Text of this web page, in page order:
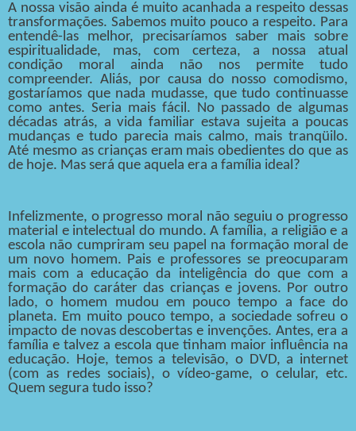
A nossa visão ainda é muito acanhada a respeito dessas
transformações. Sabemos muito pouco a respeito. Para
entendê-las melhor, precisaríamos saber mais sobre
espiritualidade, mas, com certeza, a nossa atual
condição moral ainda não nos permite tudo
compreender. Aliás, por causa do nosso comodismo,
gostaríamos que nada mudasse, que tudo continuasse
como antes. Seria mais fácil. No passado de algumas
décadas atrás, a vida familiar estava sujeita a poucas
mudanças e tudo parecia mais calmo, mais tranqüilo.
Até mesmo as crianças eram mais obedientes do que as
de hoje. Mas será que aquela era a família ideal?
Infelizmente, o progresso moral não seguiu o progresso
material e intelectual do mundo. A família, a religião e a
escola não cumpriram seu papel na formação moral de
um novo homem. Pais e professores se preocuparam
mais com a educação da inteligência do que com a
formação do caráter das crianças e jovens. Por outro
lado, o homem mudou em pouco tempo a face do
planeta. Em muito pouco tempo, a sociedade sofreu o
impacto de novas descobertas e invenções. Antes, era a
família e talvez a escola que tinham maior influência na
educação. Hoje, temos a televisão, o DVD, a internet
(com as redes sociais), o vídeo-game, o celular, etc.
Quem segura tudo isso?